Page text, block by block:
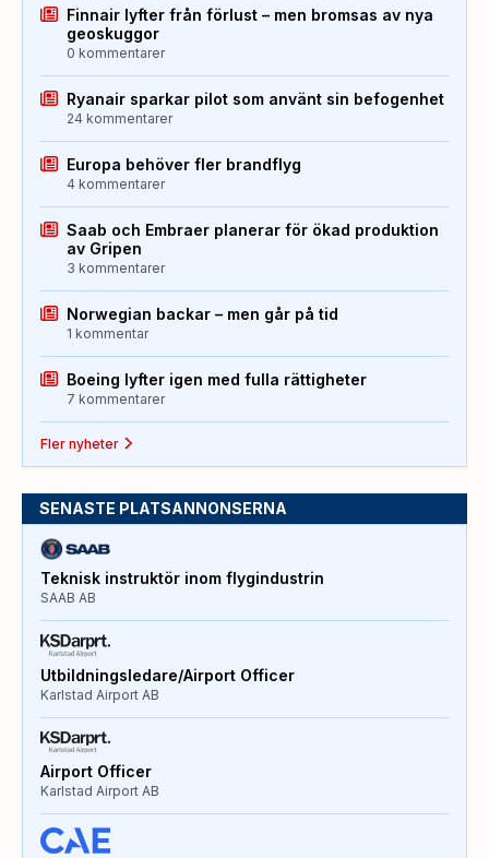
Finnair lyfter från förlust – men bromsas av nya
geoskuggor
0 kommentarer
Ryanair sparkar pilot som använt sin befogenhet
24 kommentarer
Europa behöver fler brandflyg
4 kommentarer
Saab och Embraer planerar för ökad produktion
av Gripen
3 kommentarer
Norwegian backar – men går på tid
1 kommentar
Boeing lyfter igen med fulla rättigheter
7 kommentarer
Fler nyheter
SENASTE PLATSANNONSERNA
Teknisk instruktör inom flygindustrin
SAAB AB
Utbildningsledare/Airport Officer
Karlstad Airport AB
Airport Officer
Karlstad Airport AB